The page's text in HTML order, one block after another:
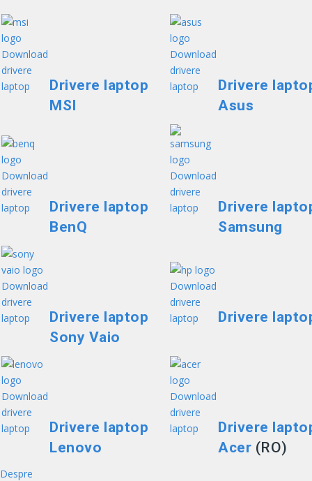
Drivere laptop
MSI
Drivere
Asus
Drivere laptop
BenQ
Drivere
Samsung
Drivere laptop
Sony Vaio
Drivere
Drivere laptop
Lenovo
Drivere
Acer (RO)
Despre